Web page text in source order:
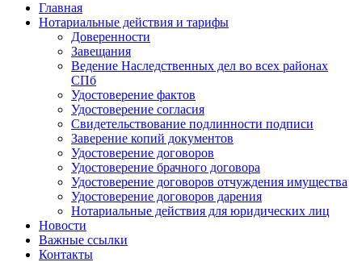
Главная
Нотариальные действия и тарифы
Доверенности
Завещания
Ведение Наследственных дел во всех районах
СПб
Удостоверение фактов
Удостоверение согласия
Свидетельствование подлинности подписи
Заверение копий документов
Удостоверение договоров
Удостоверение брачного договора
Удостоверение договоров отчуждения имущества
Удостоверение договоров дарения
Нотариальные действия для юридических лиц
Новости
Важные ссылки
Контакты